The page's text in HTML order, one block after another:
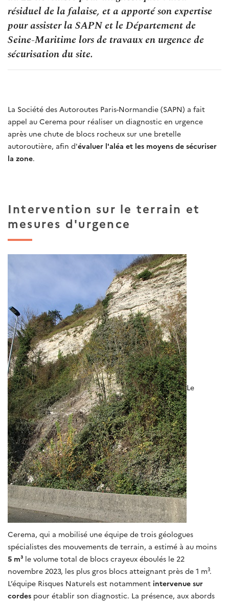
résiduel de la falaise, et a apporté son expertise
pour assister la SAPN et le Département de
Seine-Maritime lors de travaux en urgence de
sécurisation du site.
La Société des Autoroutes Paris-Normandie (SAPN) a fait
appel au Cerema pour réaliser un diagnostic en urgence
après une chute de blocs rocheux sur une bretelle
autoroutière, afin d'évaluer l'aléa et les moyens de sécuriser
la zone.
Intervention sur le terrain et
mesures d'urgence
Le
Cerema, qui a mobilisé une équipe de trois géologues
spécialistes des mouvements de terrain, a estimé à au moins
5 m³ le volume total de blocs crayeux éboulés le 22
novembre 2023, les plus gros blocs atteignant près de 1 m³.
L’équipe Risques Naturels est notamment intervenue sur
cordes pour établir son diagnostic. La présence, aux abords